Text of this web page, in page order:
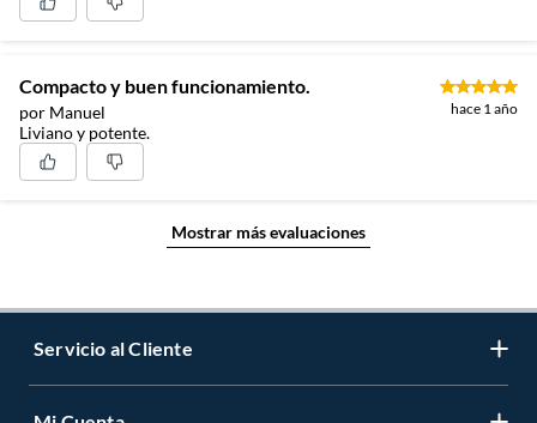
Compacto y buen funcionamiento.
por Manuel hace 1 año
Liviano y potente.
Mostrar más evaluaciones
Servicio al Cliente